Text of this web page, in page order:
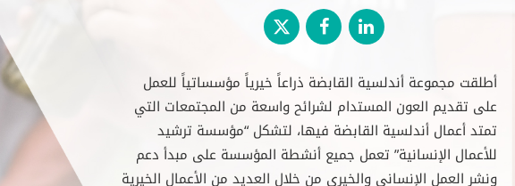
أطلقت مجموعة أندلسية القابضة ذراعاً خيرياً مؤسساتياً للعمل
على تقديم العون المستدام لشرائح واسعة من المجتمعات التي
تمتد أعمال أندلسية القابضة فيها، لتشكل “مؤسسة ترشيد
للأعمال الإنسانية” تعمل جميع أنشطة المؤسسة على مبدأ دعم
ونشر العمل الإنساني والخيري من خلال العديد من الأعمال الخيرية